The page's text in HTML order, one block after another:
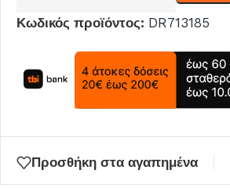
email
για
να
αναμονής
Κωδικός προϊόντος: DR713185
Προσθήκη στα αγαπημένα